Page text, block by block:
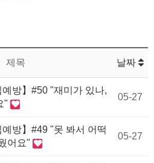
제목 날짜
예방】#50 "재미가 있나,
"
05-27
예방】#49 "못 봐서 어떡
어요"
05-27